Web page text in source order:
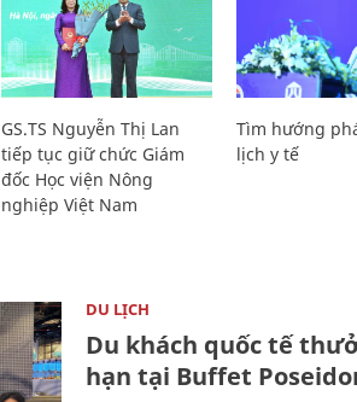
GS.TS Nguyễn Thị Lan
tiếp tục giữ chức Giám
đốc Học viện Nông
nghiệp Việt Nam
Tìm hướng
lịch y tế
DU LỊCH
Du khách quốc tế
hạn tại Buffet